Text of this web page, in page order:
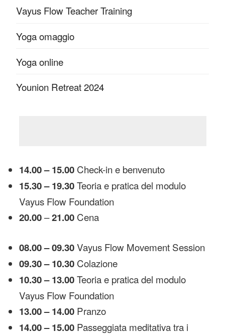
Vayus Flow Teacher Training
Yoga omaggio
Yoga online
Younion Retreat 2024
14.00– 15.00Check-in e benvenuto
15.30 – 19.30Teoria e pratica del modulo
Vayus Flow Foundation
20.00–21.00Cena
08.00 – 09.30Vayus Flow Movement Session
09.30 – 10.30Colazione
10.30 – 13.00Teoria e pratica del modulo
Vayus Flow Foundation
13.00– 14.00Pranzo
14.00 – 15.00 Passeggiata meditativa tra i